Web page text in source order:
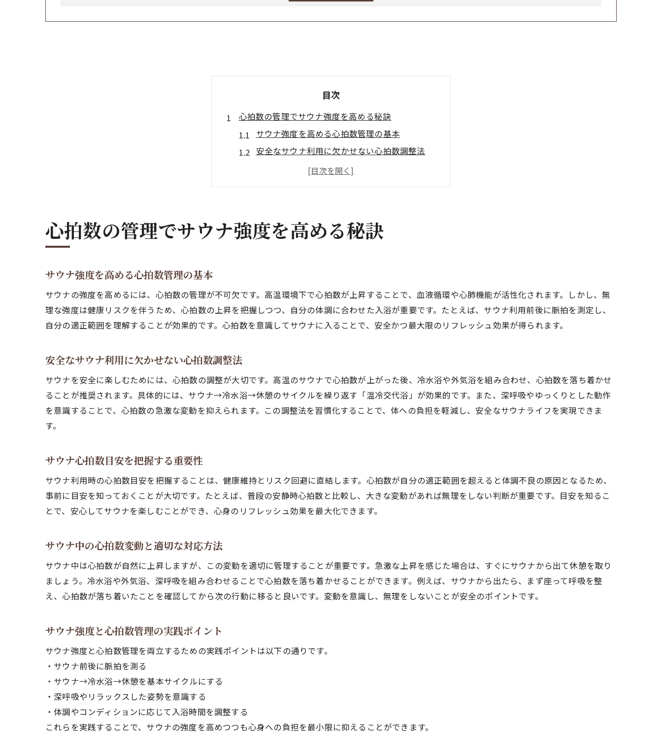
目次
心拍数の管理でサウナ強度を高める秘訣
サウナ強度を高める心拍数管理の基本
安全なサウナ利用に欠かせない心拍数調整法
サウナ心拍数目安を把握する重要性
サウナ中の心拍数変動と適切な対応方法
サウナで心拍数を効率良く高めるコツ
サウナ利用時の最適な心拍数目安とは
心拍数140・150を超えるサウナ利用時の注意点
サウナ心拍数を測定する実用的な方法
心拍数目安を守ることで得られる安全性
高温サウナで安全性を保つコツを解説
高温サウナ時に心拍数を安定させるポイント
サウナ心拍数危険ゾーンに注意する理由
サウナ強度に適した休憩タイミングとは
筋肉への負担を抑えるサウナの入り方
サウナ強度が筋肉に及ぼす影響を解説
筋肉維持とサウナ心拍数コントロール法
サウナ後の適切な休養で筋肉を守るには
サウナ利用と筋肉回復を両立するポイント
リスクを避けるサウナ強度の選び方
自身に適したサウナ強度の見極め方を解説
水風呂と心拍数変動の関係を知る
心拍数の管理でサウナ強度を高める秘訣
サウナ強度を高める心拍数管理の基本
サウナの強度を高めるには、心拍数の管理が不可欠です。高温環境下で心拍数が上昇することで、血液循環や心肺機能が活性化されます。しかし、無
理な強度は健康リスクを伴うため、心拍数の上昇を把握しつつ、自分の体調に合わせた入浴が重要です。たとえば、サウナ利用前後に脈拍を測定し、
自分の適正範囲を理解することが効果的です。心拍数を意識してサウナに入ることで、安全かつ最大限のリフレッシュ効果が得られます。
安全なサウナ利用に欠かせない心拍数調整法
サウナを安全に楽しむためには、心拍数の調整が大切です。高温のサウナで心拍数が上がった後、冷水浴や外気浴を組み合わせ、心拍数を落ち着かせ
ることが推奨されます。具体的には、サウナ→冷水浴→休憩のサイクルを繰り返す「温冷交代浴」が効果的です。また、深呼吸やゆっくりとした動作
を意識することで、心拍数の急激な変動を抑えられます。この調整法を習慣化することで、体への負担を軽減し、安全なサウナライフを実現できま
す。
サウナ心拍数目安を把握する重要性
サウナ利用時の心拍数目安を把握することは、健康維持とリスク回避に直結します。心拍数が自分の適正範囲を超えると体調不良の原因となるため、
事前に目安を知っておくことが大切です。たとえば、普段の安静時心拍数と比較し、大きな変動があれば無理をしない判断が重要です。目安を知るこ
とで、安心してサウナを楽しむことができ、心身のリフレッシュ効果を最大化できます。
サウナ中の心拍数変動と適切な対応方法
サウナ中は心拍数が自然に上昇しますが、この変動を適切に管理することが重要です。急激な上昇を感じた場合は、すぐにサウナから出て休憩を取り
ましょう。冷水浴や外気浴、深呼吸を組み合わせることで心拍数を落ち着かせることができます。例えば、サウナから出たら、まず座って呼吸を整
え、心拍数が落ち着いたことを確認してから次の行動に移ると良いです。変動を意識し、無理をしないことが安全のポイントです。
サウナ強度と心拍数管理の実践ポイント
サウナ強度と心拍数管理を両立するための実践ポイントは以下の通りです。
・サウナ前後に脈拍を測る
・サウナ→冷水浴→休憩を基本サイクルにする
・深呼吸やリラックスした姿勢を意識する
・体調やコンディションに応じて入浴時間を調整する
これらを実践することで、サウナの強度を高めつつも心身への負担を最小限に抑えることができます。